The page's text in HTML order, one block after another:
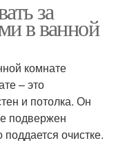
за
в ванной
комнате
– это
и потолка. Он
подвержен
очистке.